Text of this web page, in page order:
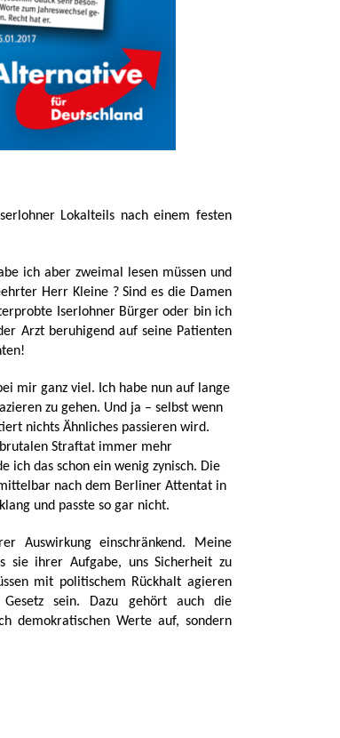
Lokalteils nach einem festen
ich aber zweimal lesen müssen und
Herr Kleine ? Sind es die Damen
Iserlohner Bürger oder bin ich
Arzt beruhigend auf seine Patienten
mir ganz viel. Ich habe nun auf lange
zu gehen. Und ja – selbst wenn
nichts Ähnliches passieren wird.
Straftat immer mehr
ich das schon ein wenig zynisch. Die
nach dem Berliner Attentat in
und passte so gar nicht.
Auswirkung einschränkend. Meine
sie ihrer Aufgabe, uns Sicherheit zu
mit politischem Rückhalt agieren
sein. Dazu gehört auch die
demokratischen Werte auf, sondern